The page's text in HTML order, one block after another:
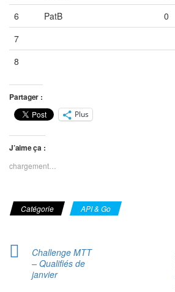
6
PatB 0
7
8
Partager :
Plus
J’aime ça :
chargement…
Catégorie API & Go
Challenge MTT
– Qualifiés de
janvier